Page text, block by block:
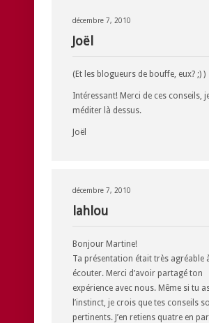
décembre 7, 2010
Joël
(Et les blogueurs de bouffe, eux? ;) )
Intéressant! Merci de ces conseils,
méditer là dessus.
Joël
décembre 7, 2010
lahlou
Bonjour Martine!
Ta présentation était très agréable
écouter. Merci d’avoir partagé ton
expérience avec nous. Même si tu
l’instinct, je crois que tes conseils
pertinents. J’en retiens quatre en